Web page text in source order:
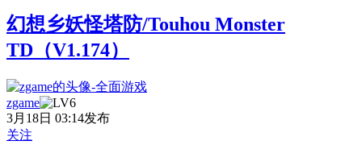
幻想乡妖怪塔防/Touhou Monster
TD（V1.174）
zgame
3月18日 03:14发布
关注